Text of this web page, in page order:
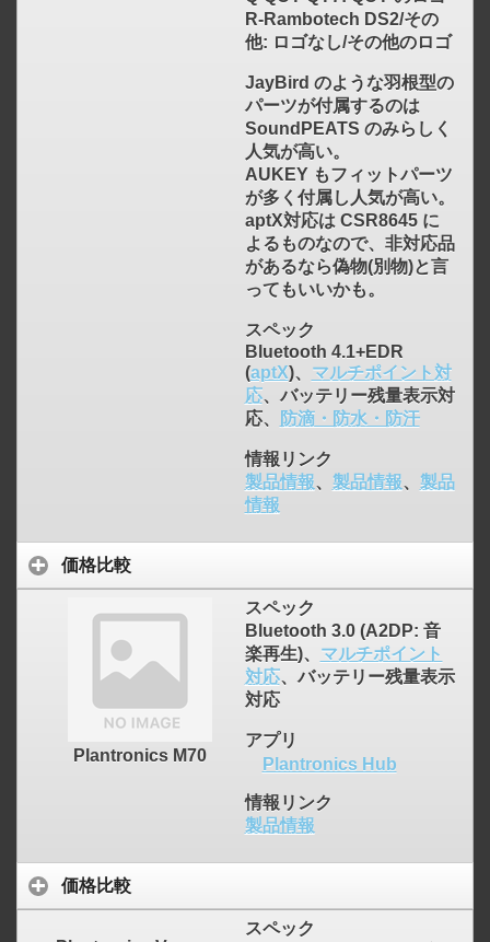
R-Rambotech DS2/その
他: ロゴなし/その他のロゴ
JayBird のような羽根型の
パーツが付属するのは
SoundPEATS のみらしく
人気が高い。
AUKEY もフィットパーツ
が多く付属し人気が高い。
aptX対応は CSR8645 に
よるものなので、非対応品
があるなら偽物(別物)と言
ってもいいかも。
スペック
Bluetooth 4.1+EDR
(aptX)、 マルチポイント対
応、バッテリー残量表示対
応、
防滴・防水・防汗
情報リンク
製品情報、 製品情報、 製品
情報
価格比較
Plantronics M70
スペック
Bluetooth 3.0 (A2DP: 音
楽再生)、 マルチポイント
対応、バッテリー残量表示
対応
アプリ
Plantronics Hub
情報リンク
製品情報
価格比較
スペック